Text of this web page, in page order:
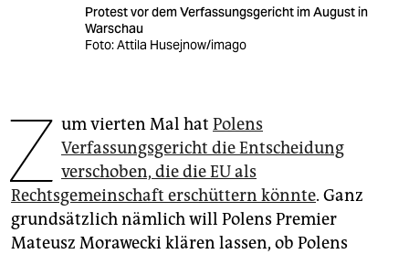
veranstaltungen
unterstützen
abo
genossenschaft
epaper login
Protest vor dem Verfassungsgericht im August in
Warschau
Foto: Attila Husejnow/imago
Z um vierten Mal hat Polens
Verfassungsgericht die Entscheidung
verschoben, die die EU als
Rechtsgemeinschaft erschüttern könnte. Ganz
grundsätzlich nämlich will Polens Premier
Mateusz Morawecki klären lassen, ob Polens